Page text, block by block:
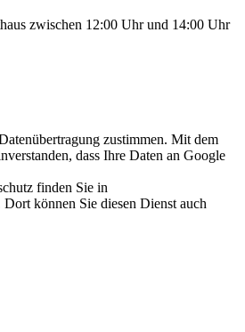
zwischen 12:00 Uhr und 14:00 Uhr
zustimmen. Mit dem
dass Ihre Daten an Google
finden Sie in
Dort können Sie diesen Dienst auch